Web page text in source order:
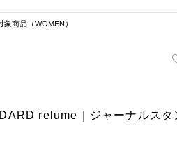
象商品（WOMEN）
relume｜ジャーナルスタ